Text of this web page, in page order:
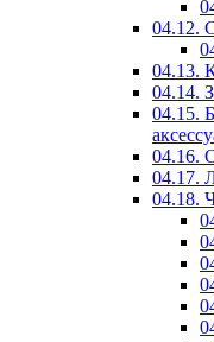
04.12.
04.13.
04.14.
04.15.
04.16.
04.17.